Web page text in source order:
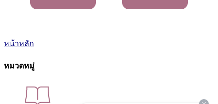
หน้าหลัก
หมวดหมู่